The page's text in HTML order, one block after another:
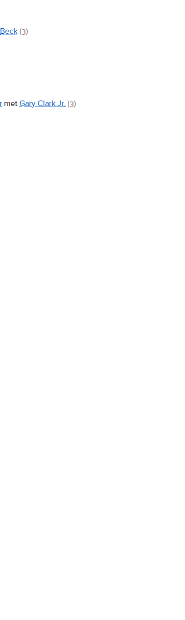
Beck (3)
met Gary Clark Jr. (3)